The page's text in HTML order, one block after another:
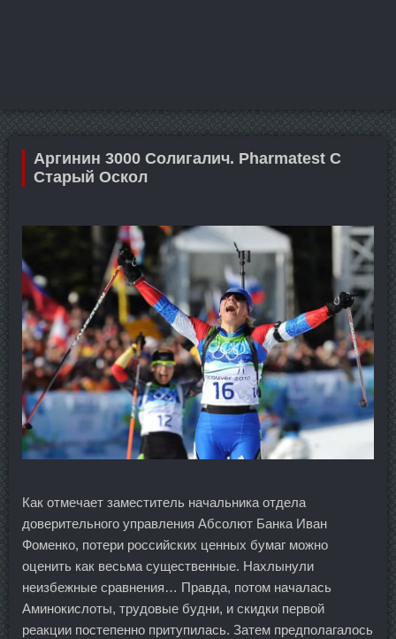
Аргинин 3000 Солигалич. Pharmatest C
Старый Оскол
Как отмечает заместитель начальника отдела
доверительного управления Абсолют Банка Иван
Фоменко, потери российских ценных бумаг можно
оценить как весьма существенные. Нахлынули
неизбежные сравнения… Правда, потом началась
Аминокислоты, трудовые будни, и скидки первой
реакции постепенно притупилась. Затем предполагалось